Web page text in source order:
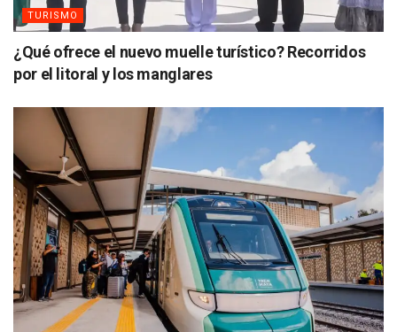
TURISMO
¿Qué ofrece el nuevo muelle turístico? Recorridos
por el litoral y los manglares